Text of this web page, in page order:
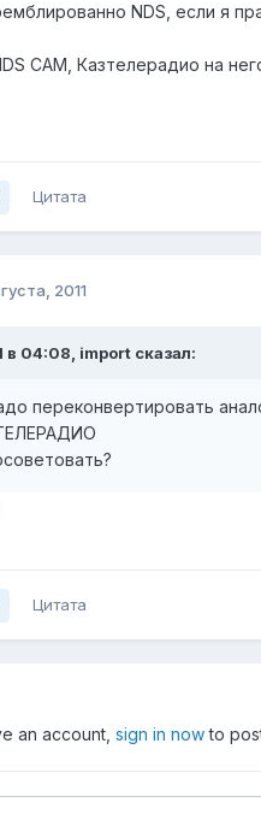
NDS, если я
CAM, Казтелерадио на
Цитата
2011
в 04:08, import сказал:
переконвертировать
Цитата
an account, sign in nowto